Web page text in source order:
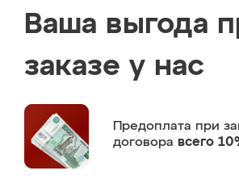
Ваша выгода
заказе у нас
Предоплата при
договора всего